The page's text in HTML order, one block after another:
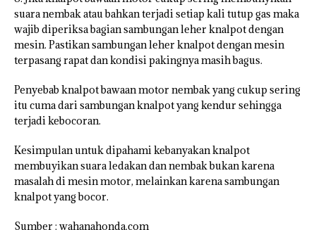
suara nembak atau bahkan terjadi setiap kali tutup gas maka
wajib diperiksa bagian sambungan leher knalpot dengan
mesin. Pastikan sambungan leher knalpot dengan mesin
terpasang rapat dan kondisi pakingnya masih bagus.
Penyebab knalpot bawaan motor nembak yang cukup sering
itu cuma dari sambungan knalpot yang kendur sehingga
terjadi kebocoran.
Kesimpulan untuk dipahami kebanyakan knalpot
membuyikan suara ledakan dan nembak bukan karena
masalah di mesin motor, melainkan karena sambungan
knalpot yang bocor.
Sumber : wahanahonda.com